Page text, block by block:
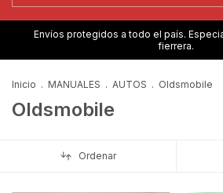
Envíos protegidos a todo el país.
fierrera.
Inicio . MANUALES . AUTOS . Oldsmobile
Oldsmobile
Ordenar